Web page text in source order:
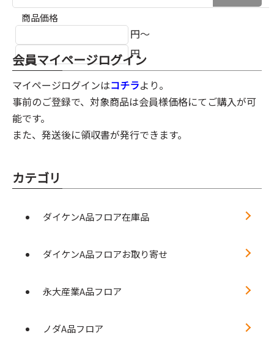
商品価格
円～
円
会員マイページログイン
マイページログインはコチラより。
事前のご登録で、対象商品は会員様価格にてご購入が可
能です。
また、発送後に領収書が発行できます。
カテゴリ
ダイケンA品フロア在庫品
ダイケンA品フロアお取り寄せ
永大産業A品フロア
ノダA品フロア